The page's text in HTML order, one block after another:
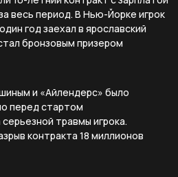
весь период. В Нью-Йорке игрок
год заехал в ярославский
бронзовым призером
и «Айлендерс» было
перед стартом
травмы игрока.
контракта 18 миллионов